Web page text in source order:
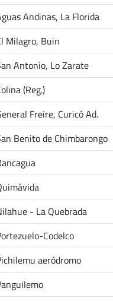
Andinas, La Florida
Milagro, Buin
Antonio, Lo Zarate
(Reg.)
Freire, Curicó Ad.
Benito de Chimbarongo
- La Quebrada
Codelco
aeródromo